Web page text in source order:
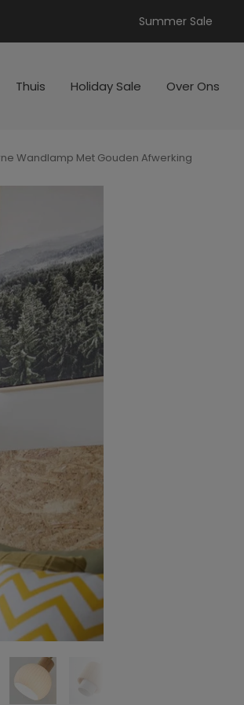
Summer Sale
Thuis Holiday Sale Over Ons
Wandlamp Met Gouden Afwerking